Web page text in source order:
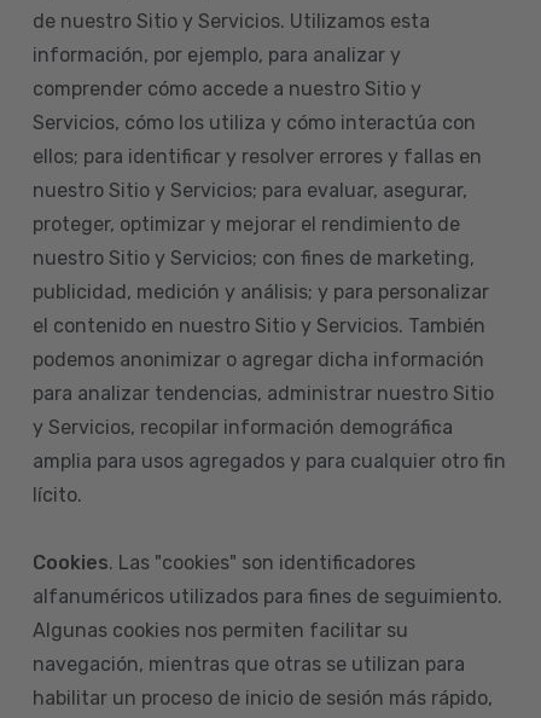
de nuestro Sitio y Servicios. Utilizamos esta
información, por ejemplo, para analizar y
comprender cómo accede a nuestro Sitio y
Servicios, cómo los utiliza y cómo interactúa con
ellos; para identificar y resolver errores y fallas en
nuestro Sitio y Servicios; para evaluar, asegurar,
proteger, optimizar y mejorar el rendimiento de
nuestro Sitio y Servicios; con fines de marketing,
publicidad, medición y análisis; y para personalizar
el contenido en nuestro Sitio y Servicios. También
podemos anonimizar o agregar dicha información
para analizar tendencias, administrar nuestro Sitio
y Servicios, recopilar información demográfica
amplia para usos agregados y para cualquier otro fin
lícito.
Cookies. Las "cookies" son identificadores
alfanuméricos utilizados para fines de seguimiento.
Algunas cookies nos permiten facilitar su
navegación, mientras que otras se utilizan para
habilitar un proceso de inicio de sesión más rápido,